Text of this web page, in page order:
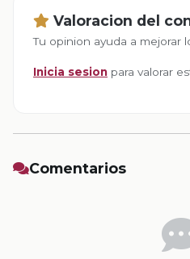
Valoracion del
Tu opinion ayuda a mejorar
Inicia sesion para valorar
Comentarios